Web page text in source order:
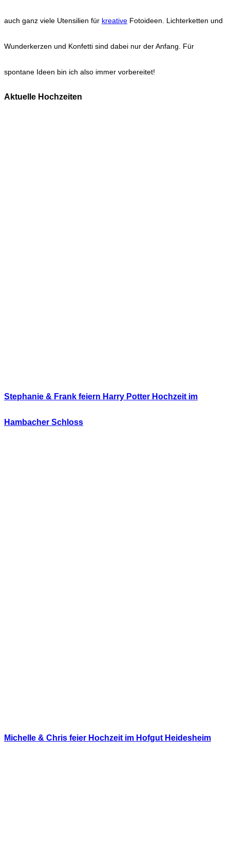
auch ganz viele Utensilien für kreative Fotoideen. Lichterketten und
Wunderkerzen und Konfetti sind dabei nur der Anfang. Für
spontane Ideen bin ich also immer vorbereitet!
Aktuelle Hochzeiten
Stephanie & Frank feiern Harry Potter Hochzeit im
Hambacher Schloss
Michelle & Chris feier Hochzeit im Hofgut Heidesheim